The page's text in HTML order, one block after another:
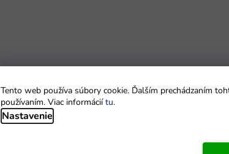
Tento web používa súbory cookie. Ďalším prechádzaním
používaním. Viac informáciítu.
Nastavenie